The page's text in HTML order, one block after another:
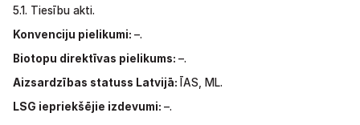
5.1. Tiesību akti.
Konvenciju pielikumi: –.
Biotopu direktīvas pielikums: –.
Aizsardzības statuss Latvijā: ĪAS,
ML.
LSG iepriekšējie izdevumi: –.